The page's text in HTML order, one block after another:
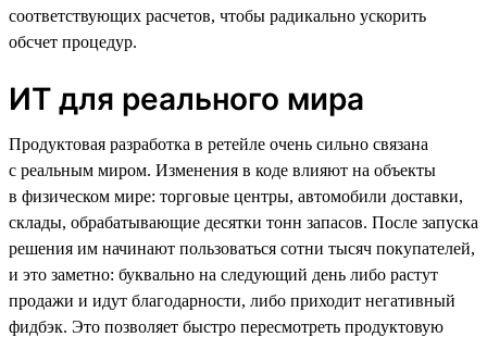
соответствующих расчетов, чтобы радикально ускорить
обсчет процедур.
ИТ для реального мира
Продуктовая разработка в ретейле очень сильно связана
с реальным миром. Изменения в коде влияют на объекты
в физическом мире: торговые центры, автомобили доставки,
склады, обрабатывающие десятки тонн запасов. После запуска
решения им начинают пользоваться сотни тысяч покупателей,
и это заметно: буквально на следующий день либо растут
продажи и идут благодарности, либо приходит негативный
фидбэк. Это позволяет быстро пересмотреть продуктовую